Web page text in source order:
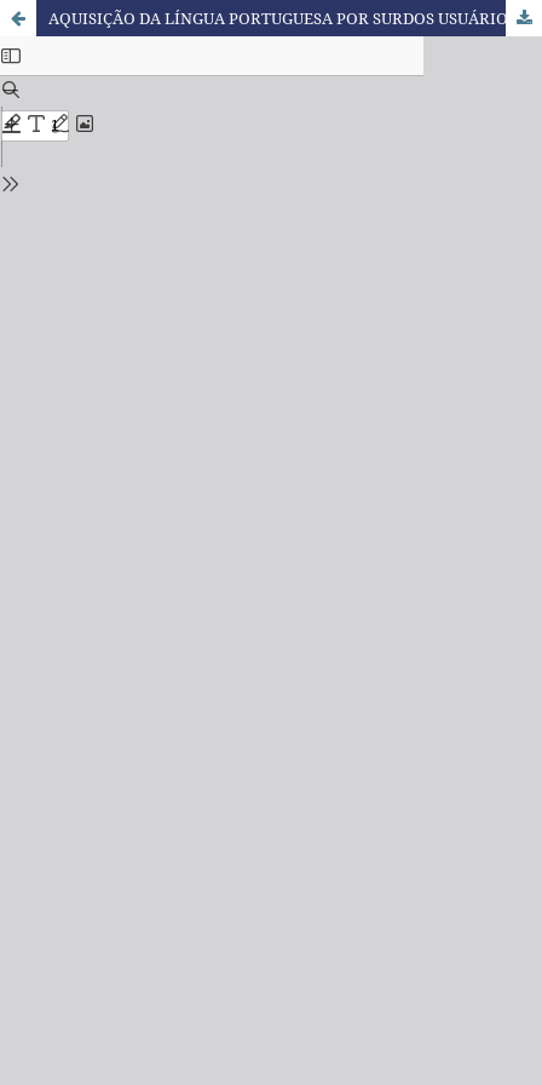
AQUISIÇÃO DA LÍNGUA PORTUGUESA POR SURDOS USUÁRIOS DE LIBRAS: ANALISANDO ALGUMAS PRÁTICAS